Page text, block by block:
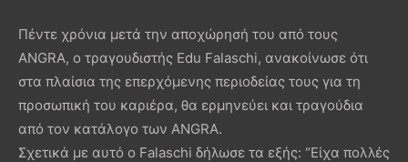
Πέντε χρόνια μετά την αποχώρησή του από τους
ANGRA, ο τραγουδιστής Edu Falaschi, ανακοίνωσε ότι
στα πλαίσια της επερχόμενης περιοδείας τους για τη
προσωπική του καριέρα, θα ερμηνεύει και τραγούδια
από τον κατάλογο των ANGRA.
Σχετικά με αυτό ο Falaschi δήλωσε τα εξής: “Είχα πολλές